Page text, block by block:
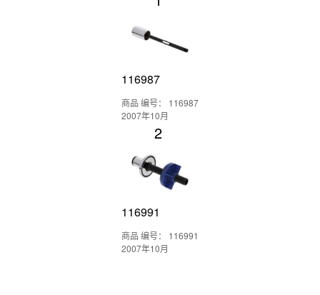
116987
商品 编号： 116987
2007年10月
2
116991
商品 编号： 116991
2007年10月